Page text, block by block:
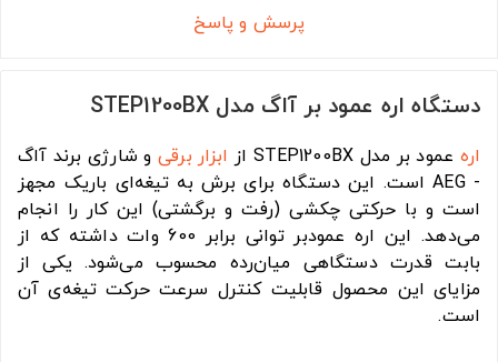
پرسش و پاسخ
دستگاه اره عمود بر آاگ مدل STEP1200BX
اره عمود بر مدل STEP1200BX از ابزار برقیو شارژی برند آاگ
- AEG است. این دستگاه برای برش به تیغه‌ای باریک مجهز
است و با حرکتی چکشی (رفت و برگشتی) این کار را انجام
می‌دهد. این اره عمودبر توانی برابر 600 وات داشته که از
بابت قدرت دستگاهی میان‌رده محسوب می‌شود. یکی از
مزایای این محصول قابلیت کنترل سرعت حرکت تیغه‌ی آن
است.